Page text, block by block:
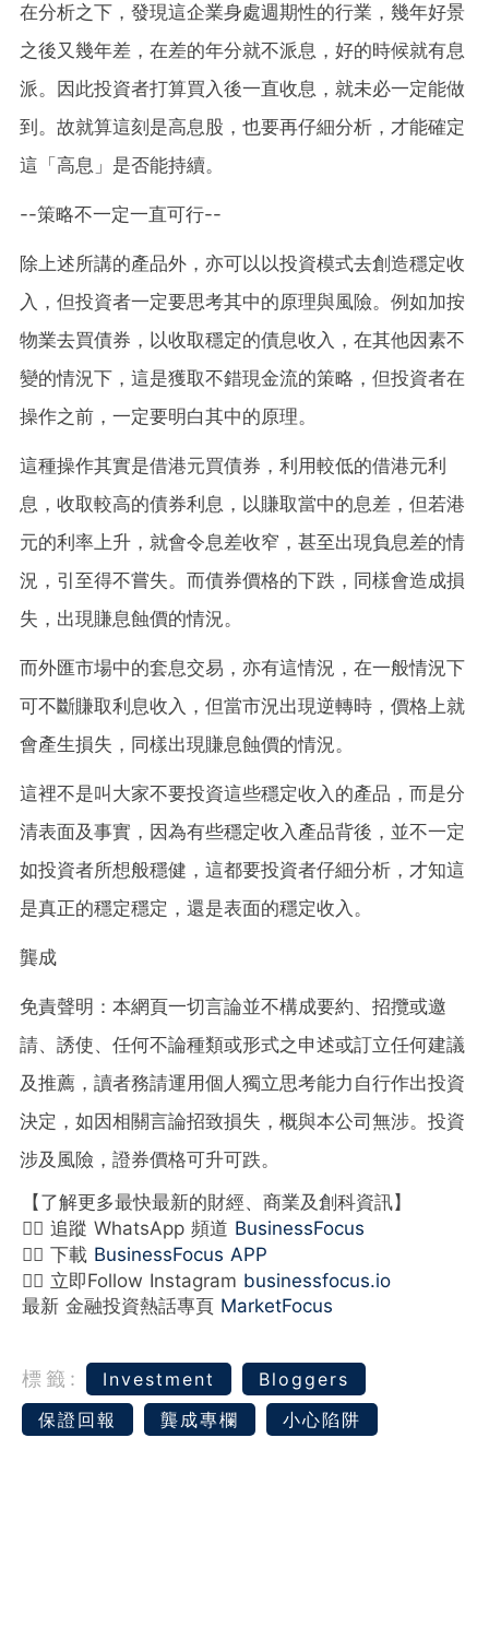
在分析之下，發現這企業身處週期性的行業，幾年好景
之後又幾年差，在差的年分就不派息，好的時候就有息
派。因此投資者打算買入後一直收息，就未必一定能做
到。故就算這刻是高息股，也要再仔細分析，才能確定
這「高息」是否能持續。
--策略不一定一直可行--
除上述所講的產品外，亦可以以投資模式去創造穩定收
入，但投資者一定要思考其中的原理與風險。例如加按
物業去買債券，以收取穩定的債息收入，在其他因素不
變的情況下，這是獲取不錯現金流的策略，但投資者在
操作之前，一定要明白其中的原理。
這種操作其實是借港元買債券，利用較低的借港元利
息，收取較高的債券利息，以賺取當中的息差，但若港
元的利率上升，就會令息差收窄，甚至出現負息差的情
況，引至得不嘗失。而債券價格的下跌，同樣會造成損
失，出現賺息蝕價的情況。
而外匯市場中的套息交易，亦有這情況，在一般情況下
可不斷賺取利息收入，但當市況出現逆轉時，價格上就
會產生損失，同樣出現賺息蝕價的情況。
這裡不是叫大家不要投資這些穩定收入的產品，而是分
清表面及事實，因為有些穩定收入產品背後，並不一定
如投資者所想般穩健，這都要投資者仔細分析，才知這
是真正的穩定穩定，還是表面的穩定收入。
龔成
免責聲明：本網頁一切言論並不構成要約、招攬或邀
請、誘使、任何不論種類或形式之申述或訂立任何建議
及推薦，讀者務請運用個人獨立思考能力自行作出投資
決定，如因相關言論招致損失，概與本公司無涉。投資
涉及風險，證券價格可升可跌。
【了解更多最快最新的財經、商業及創科資訊】
👉🏻 追蹤 WhatsApp 頻道 BusinessFocus
👉🏻 下載 BusinessFocus APP
👉🏻 立即Follow Instagram businessfocus.io
最新 金融投資熱話專頁 MarketFocus
標籤: Investment
Bloggers
保證回報
龔成專欄 小心陷阱